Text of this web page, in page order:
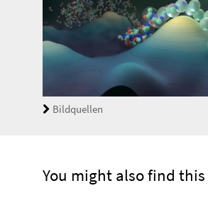
Bildquellen
You might also find